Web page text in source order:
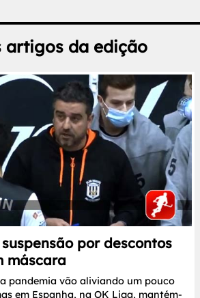
artigos da edição
por descontos
máscara
pandemia vão aliviando um pouco
em Espanha, na OK Liga, mantém-